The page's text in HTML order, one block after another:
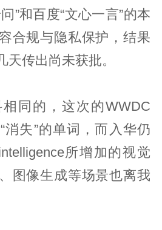
”和百度“文心一言”的本
合规与隐私保护，结果
天传出尚未获批。
同的，这次的WWDC
消失”的单词，而入华仍
所增加的视觉
图像生成等场景也离我